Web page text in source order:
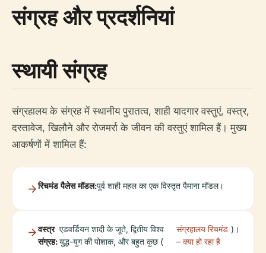
संग्रह और प्रदर्शनियां
स्थायी संग्रह
संग्रहालय के संग्रह में स्थानीय पुरातत्व, शाही यादगार वस्तुएं, वस्त्र,
दस्तावेज, खिलौने और रोजमर्रा के जीवन की वस्तुएं शामिल हैं। मुख्य
आकर्षणों में शामिल हैं:
रिचमंड पैलेस मॉडल:पूर्व शाही महल का एक विस्तृत पैमाना मॉडल।
वस्त्र
संग्रह:
एडवर्डियन शादी के जूते, द्वितीय विश्व
युद्ध-युग की पोशाक, और बहुत कुछ (
संग्रहालय रिचमंड
– क्या हो रहा है
)।